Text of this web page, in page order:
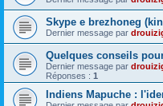
Skype e brezhoneg
Dernier message par
Quelques conseils
Dernier message par
Réponses : 1
Indiens Mapuche :